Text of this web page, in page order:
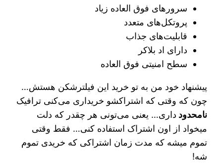
سرورهای فوق العاده زیاد
پروتکل‌های متعدد
قابلیت‌های جذاب
دارای اد بلاکر
سطح امنیتی فوق العاده
پیشنهاد خود من به تو خرید این فیلترشکن هستش…
چون که وقتی که اشتراکشو خریداری می‌کنی ترافیک
نامحدود داری… یعنی می‌تونی هر چقدر که دلت
میخواد از اون اشتراک استفاده کنی… فقط وقتی
تموم میشه که مدت زمان اشتراکی که خریدی تموم
شه!